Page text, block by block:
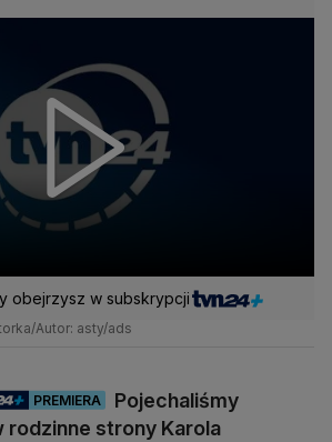
obejrzysz w subskrypcji
Autor: asty/ads
PREMIERA
Pojechaliśmy
rodzinne strony Karola